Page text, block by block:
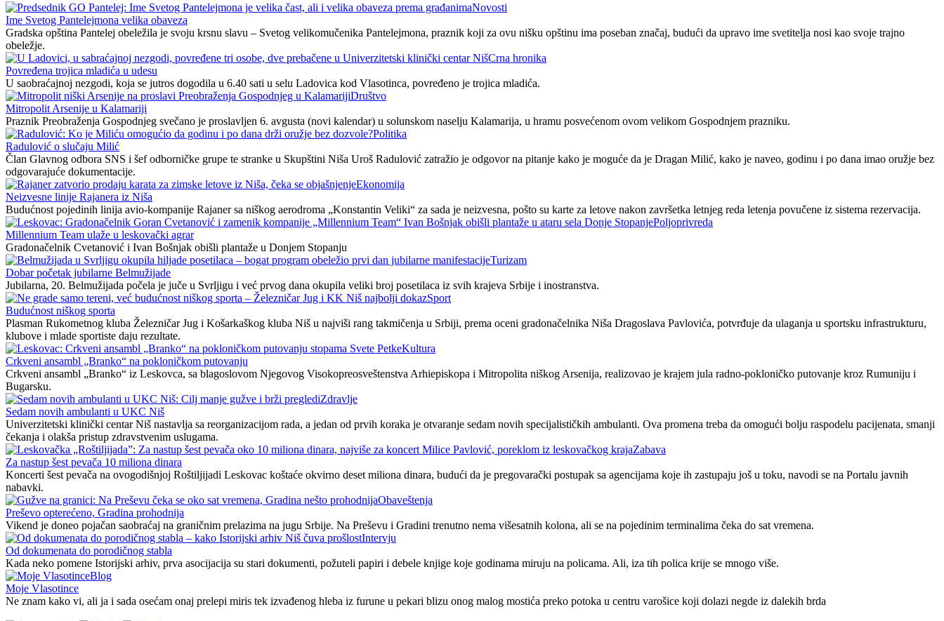
Novosti
Ime Svetog Pantelejmona velika obaveza
Gradska opština Pantelej obeležila je svoju krsnu slavu – Svetog velikomučenika Pantelejmona, praznik koji za ovu nišku opštinu ima poseban značaj, budući da upravo ime svetitelja nosi kao svoje trajno
obeležje.
Crna hronika
Povređena trojica mladića u udesu
U saobraćajnoj nezgodi, koja se jutros dogodila u 6.40 sati u selu Ladovica kod Vlasotinca, povređeno je trojica mladića.
Društvo
Mitropolit Arsenije u Kalamariji
Praznik Preobraženja Gospodnjeg svečano je proslavljen 6. avgusta (novi kalendar) u solunskom naselju Kalamarija, u hramu posvećenom ovom velikom Gospodnjem prazniku.
Politika
Radulović o slučaju Milić
Član Glavnog odbora SNS i šef odborničke grupe te stranke u Skupštini Niša Uroš Radulović zatražio je odgovor na pitanje kako je moguće da je Dragan Milić, kako je naveo, godinu i po dana imao oružje bez
odgovarajuće dokumentacije.
Ekonomija
Neizvesne linije Rajanera iz Niša
Budućnost pojedinih linija avio-kompanije Rajaner sa niškog aerodroma „Konstantin Veliki“ za sada je neizvesna, pošto su karte za letove nakon završetka letnjeg reda letenja povučene iz sistema rezervacija.
Poljoprivreda
Millennium Team ulaže u leskovački agrar
Gradonačelnik Cvetanović i Ivan Bošnjak obišli plantaže u Donjem Stopanju
Turizam
Dobar početak jubilarne Belmužijade
Jubilarna, 20. Belmužijada počela je juče u Svrljigu i već prvog dana okupila veliki broj posetilaca iz svih krajeva Srbije i inostranstva.
Sport
Budućnost niškog sporta
Plasman Rukometnog kluba Železničar Jug i Košarkaškog kluba Niš u najviši rang takmičenja u Srbiji, prema oceni gradonačelnika Niša Dragoslava Pavlovića, potvrđuje da ulaganja u sportsku infrastrukturu,
klubove i mlade sportiste daju rezultate.
Kultura
Crkveni ansambl „Branko“ na pokloničkom putovanju
Crkveni ansambl „Branko“ iz Leskovca, sa blagoslovom Njegovog Visokopreosveštenstva Arhiepiskopa i Mitropolita niškog Arsenija, realizovao je krajem jula radno-pokloničko putovanje kroz Rumuniju i
Bugarsku.
Zdravlje
Sedam novih ambulanti u UKC Niš
Univerzitetski klinički centar Niš nastavlja sa reorganizacijom rada, a jedan od prvih koraka je otvaranje sedam novih specijalističkih ambulanti. Ova promena treba da omogući bolju raspodelu pacijenata, smanji
čekanja i olakša pristup zdravstvenim uslugama.
Zabava
Za nastup šest pevača 10 miliona dinara
Koncerti šest pevača na ovogodišnjoj Roštiljijadi Leskovac koštaće okvirno deset miliona dinara, budući da je pregovarački postupak sa agencijama koje ih zastupaju još u toku, navodi se na Portalu javnih
nabavki.
Obaveštenja
Preševo opterećeno, Gradina prohodnija
Vikend je doneo pojačan saobraćaj na graničnim prelazima na jugu Srbije. Na Preševu i Gradini trenutno nema višesatnih kolona, ali se na pojedinim terminalima čeka do sat vremena.
Intervju
Od dokumenata do porodičnog stabla
Kada neko pomene Istorijski arhiv, prva asocijacija su stari dokumenti, požuteli papiri i debele knjige koje godinama miruju na policama. Ali, iza tih polica krije se mnogo više.
Blog
Moje Vlasotince
Ne znam kako vi, ali ja i sada osećam onaj prelepi miris tek izvađenog hleba iz furune u pekari blizu onog malog mostića preko potoka u centru varošice koji dolazi negde iz dalekih brda